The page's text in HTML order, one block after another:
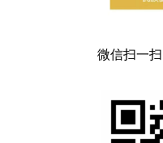
微信扫一